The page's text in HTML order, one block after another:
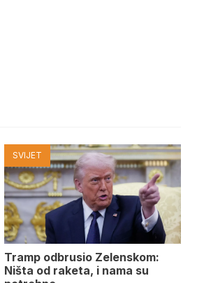
SVIJET
Tramp odbrusio Zelenskom:
Ništa od raketa, i nama su